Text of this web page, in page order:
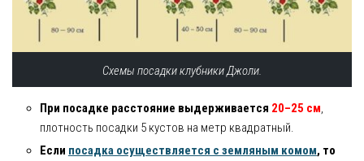
Схемы посадки клубники Джоли.
При посадке расстояние выдерживается 20–25 см,
плотность посадки 5 кустов на метр квадратный.
Если посадка осуществляется с земляным комом, то